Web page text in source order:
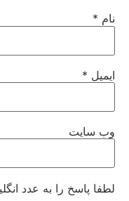
نام *
ایمیل *
وب‌ سایت
لطفا پاسخ را به عدد